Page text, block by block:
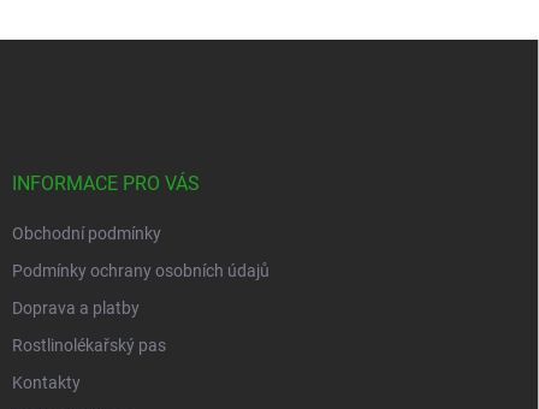
INFORMACE PRO VÁS
Obchodní podmínky
Podmínky ochrany osobních údajů
Doprava a platby
Rostlinolékařský pas
Kontakty